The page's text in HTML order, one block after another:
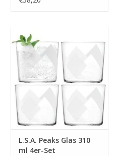
L.S.A. Peaks Glas 310
ml 4er-Set